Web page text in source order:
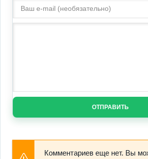
ОТПРАВИТЬ
Комментариев еще нет. Вы